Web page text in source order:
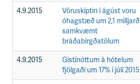
4.9.2015
Vöruskiptin í ágúst voru
óhagstæð um 2,1 milljarð
samkvæmt
bráðabirgðatölum
4.9.2015
Gistinóttum á hótelum
fjölgaði um 17% í júlí 2015